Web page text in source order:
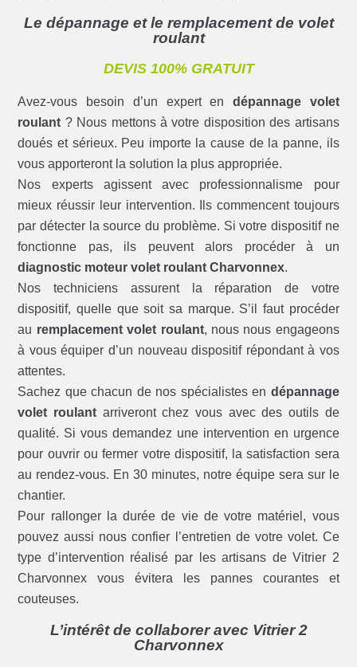
Le dépannage et le remplacement de volet
roulant
DEVIS 100% GRATUIT
Avez-vous besoin d’un expert en dépannage volet
roulant ? Nous mettons à votre disposition des artisans
doués et sérieux. Peu importe la cause de la panne, ils
vous apporteront la solution la plus appropriée.
Nos experts agissent avec professionnalisme pour
mieux réussir leur intervention. Ils commencent toujours
par détecter la source du problème. Si votre dispositif ne
fonctionne pas, ils peuvent alors procéder à un
diagnostic moteur volet roulant Charvonnex.
Nos techniciens assurent la réparation de votre
dispositif, quelle que soit sa marque. S’il faut procéder
au remplacement volet roulant, nous nous engageons
à vous équiper d’un nouveau dispositif répondant à vos
attentes.
Sachez que chacun de nos spécialistes en dépannage
volet roulant arriveront chez vous avec des outils de
qualité. Si vous demandez une intervention en urgence
pour ouvrir ou fermer votre dispositif, la satisfaction sera
au rendez-vous. En 30 minutes, notre équipe sera sur le
chantier.
Pour rallonger la durée de vie de votre matériel, vous
pouvez aussi nous confier l’entretien de votre volet. Ce
type d’intervention réalisé par les artisans de Vitrier 2
Charvonnex vous évitera les pannes courantes et
couteuses.
L’intérêt de collaborer avec Vitrier 2
Charvonnex